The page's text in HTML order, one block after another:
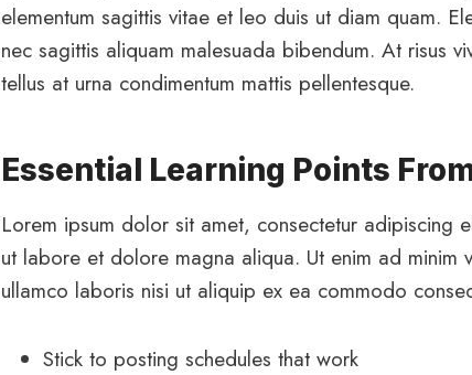
elementum sagittis vitae et leo duis ut diam quam.
nec sagittis aliquam malesuada bibendum. At risus
tellus at urna condimentum mattis pellentesque.
Essential Learning Points
Lorem ipsum dolor sit amet, consectetur adipiscing
ut labore et dolore magna aliqua. Ut enim ad minim
ullamco laboris nisi ut aliquip ex ea commodo
Stick to posting schedules that work